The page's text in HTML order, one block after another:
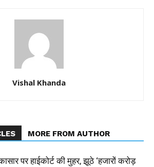
Vishal Khanda
MORE FROM AUTHOR
पर हाईकोर्ट की मुहर, झूठे ‘हजारों करोड़